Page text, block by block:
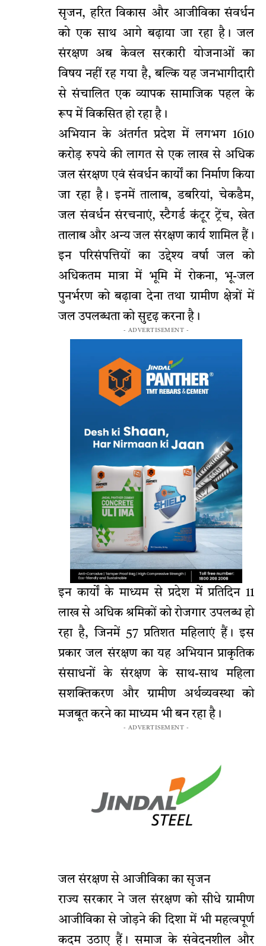
सृजन, हरित विकास और आजीविका संवर्धन
को एक साथ आगे बढ़ाया जा रहा है। जल
संरक्षण अब केवल सरकारी योजनाओं का
विषय नहीं रह गया है, बल्कि यह जनभागीदारी
से संचालित एक व्यापक सामाजिक पहल के
रूप में विकसित हो रहा है।
अभियान के अंतर्गत प्रदेश में लगभग 1610
करोड़ रुपये की लागत से एक लाख से अधिक
जल संरक्षण एवं संवर्धन कार्यों का निर्माण किया
जा रहा है। इनमें तालाब, डबरियां, चेकडैम,
जल संवर्धन संरचनाएं, स्टैगर्ड कंटूर ट्रेंच, खेत
तालाब और अन्य जल संरक्षण कार्य शामिल हैं।
इन परिसंपत्तियों का उद्देश्य वर्षा जल को
अधिकतम मात्रा में भूमि में रोकना, भू-जल
पुनर्भरण को बढ़ावा देना तथा ग्रामीण क्षेत्रों में
जल उपलब्धता को सुदृढ़ करना है।
- ADVERTISEMENT -
इन कार्यों के माध्यम से प्रदेश में प्रतिदिन 11
लाख से अधिक श्रमिकों को रोजगार उपलब्ध हो
रहा है, जिनमें 57 प्रतिशत महिलाएं हैं। इस
प्रकार जल संरक्षण का यह अभियान प्राकृतिक
संसाधनों के संरक्षण के साथ-साथ महिला
सशक्तिकरण और ग्रामीण अर्थव्यवस्था को
मजबूत करने का माध्यम भी बन रहा है।
- ADVERTISEMENT -
जल संरक्षण से आजीविका का सृजन
राज्य सरकार ने जल संरक्षण को सीधे ग्रामीण
आजीविका से जोड़ने की दिशा में भी महत्वपूर्ण
कदम उठाए हैं। समाज के संवेदनशील और